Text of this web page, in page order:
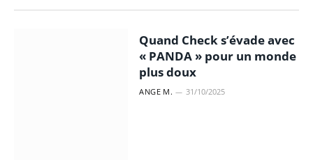
Quand Check s’évade avec
« PANDA » pour un monde
plus doux
ANGE M. 31/10/2025